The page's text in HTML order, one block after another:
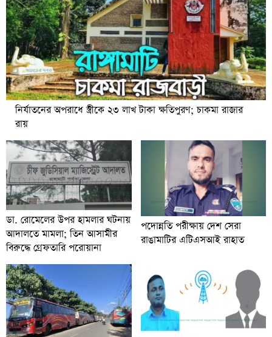
নির্যাতনের অপরাধে স্ত্রীকে ২৩ লাখ টাকা ক্ষতিপুরণ; চাকমা রাজার
রায়
ডা. রোমেলের উপর হামলার ঘটনায়
আদালতে মামলা; তিন আসামীর
বিরুদ্ধে গ্রেফতারি পরোয়ানা
পদোন্নতি পরীক্ষায় দেশ সেরা
রাঙামাটির এটিএসআই রাহাত